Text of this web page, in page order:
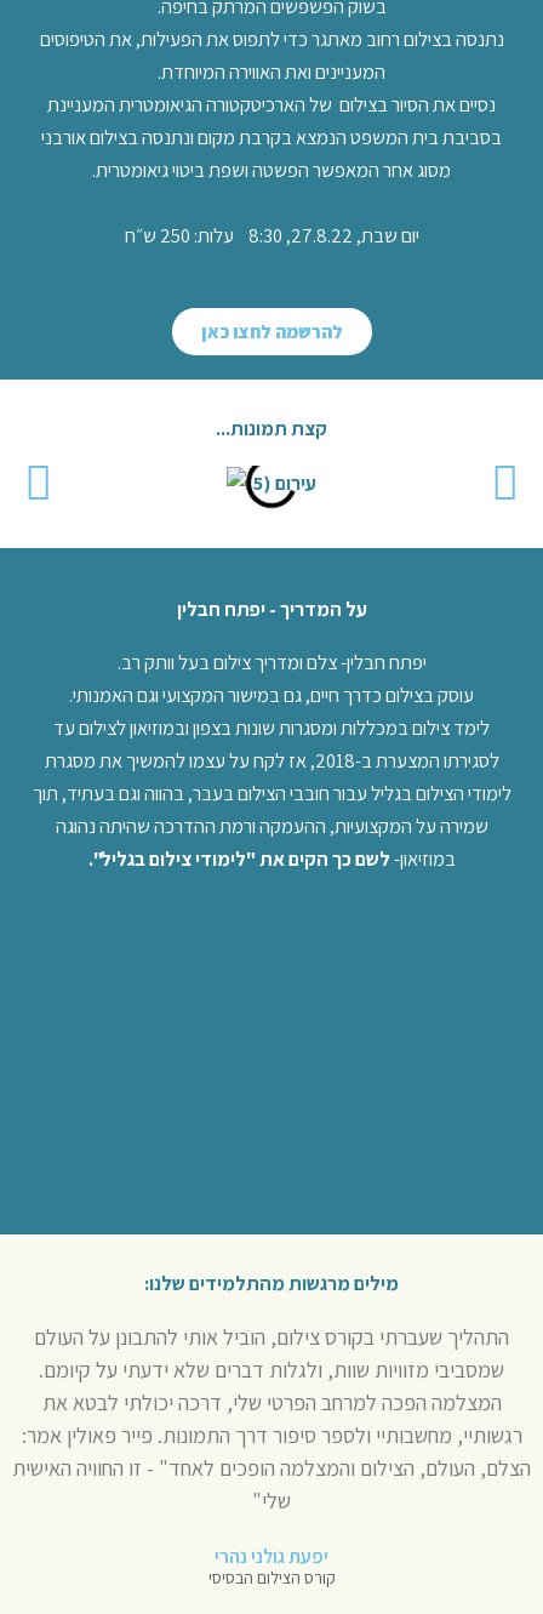
בשוק הפשפשים המרתק בחיפה.
נתנסה בצילום רחוב מאתגר כדי לתפוס את הפעילות, את הטיפוסים
המעניינים ואת האווירה המיוחדת.
נסיים את הסיור בצילום של הארכיטקטורה הגיאומטרית המעניינת
בסביבת בית המשפט הנמצא בקרבת מקום ונתנסה בצילום אורבני
מסוג אחר המאפשר הפשטה ושפת ביטוי גיאומטרית.
יום שבת, 27.8.22, 8:30 עלות: 250 ש״ח
להרשמה לחצו כאן
קצת תמונות...
על המדריך - יפתח חבלין
יפתח חבלין- צלם ומדריך צילום בעל וותק רב.
עוסק בצילום כדרך חיים, גם במישור המקצועי וגם האמנותי.
לימד צילום במכללות ומסגרות שונות בצפון ובמוזיאון לצילום עד
לסגירתו המצערת ב-2018, אז לקח על עצמו להמשיך את מסגרת
לימודי הצילום בגליל עבור חובבי הצילום בעבר, בהווה וגם בעתיד, תוך
שמירה על המקצועיות, ההעמקה ורמת ההדרכה שהיתה נהוגה
במוזיאון-לשם כך הקים את "לימודי צילום בגליל".
מילים מרגשות מהתלמידים שלנו:
התהליך שעברתי בקורס צילום, הוביל אותי להתבונן על העולם
שמסביבי מזוויות שוות, ולגלות דברים שלא ידעתי על קיומם.
המצלמה הפכה למרחב הפרטי שלי, דרכה יכולתי לבטא את
רגשותיי, מחשבותיי ולספר סיפור דרך התמונות. פייר פאולין אמר:
הצלם, העולם, הצילום והמצלמה הופכים לאחד" - זו החוויה האישית
שלי"
יפעת גולני נהרי
קורס הצילום הבסיסי